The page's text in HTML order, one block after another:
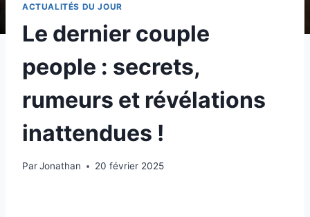
ACTUALITÉS DU JOUR
Le dernier couple
people : secrets,
rumeurs et révélations
inattendues !
ParJonathan 20 février 2025